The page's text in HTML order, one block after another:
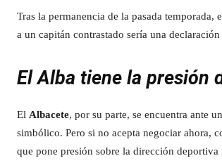
Tras la permanencia de la pasada
a un capitán contrastado sería una
El Alba tiene la presión
El Albacete, por su parte, se encuentra ante
simbólico. Pero si no acepta negociar ahora,
que pone presión sobre la dirección deportiva